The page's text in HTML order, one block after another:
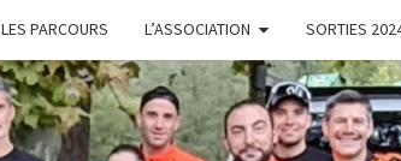
LES PARCOURS L’ASSOCIATION SORTIES